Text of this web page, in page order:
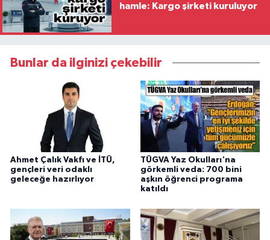
hamle: Kargo şirketi kuruluyor
Bunlar da ilginizi çekebilir
Ahmet Çalık Vakfı ve İTÜ,
gençleri veri odaklı
geleceğe hazırlıyor
TÜGVA Yaz Okulları'na
görkemli veda: 700 bini
aşkın öğrenci programa
katıldı